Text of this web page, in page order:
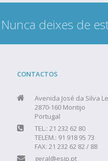
Nunca deixes de
CONTACTOS
Avenida José da Silva
2870-160 Montijo
Portugal
TEL.: 21 232 62 80
TELEM.: 91 918 95 73
FAX: 21 232 62 82 / 88
geral@esjp.pt